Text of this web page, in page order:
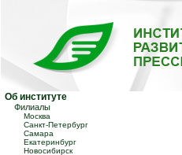
Об институте
Филиалы
Москва
Санкт-Петербург
Самара
Екатеринбург
Новосибирск